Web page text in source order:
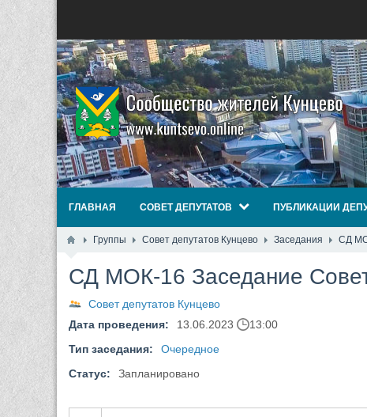
ГЛАВНАЯ СОВЕТ ДЕПУТАТОВ ПУБЛИКАЦИИ
Группы Совет депутатов Кунцево Заседания СД
СД МОК-16 Заседание
Совет депутатов Кунцево
Дата проведения:
13.06.2023
13:00
Тип заседания:
Очередное
Статус:
Запланировано